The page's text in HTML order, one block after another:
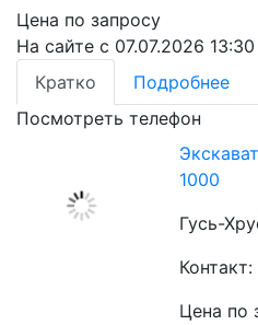
Цена по запросу
На сайте с 07.07.2026 13:30
Кратко
Подробнее
Посмотреть телефон
1000
Гусь-
Цена по